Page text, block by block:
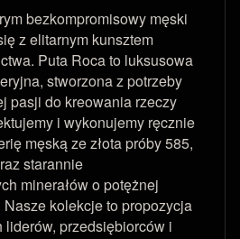
bezkompromisowy męski
z elitarnym kunsztem
Puta Roca to luksusowa
stworzona z potrzeby
pasji do kreowania rzeczy
i wykonujemy ręcznie
męską ze złota próby 585,
starannie
minerałów o potężnej
kolekcje to propozycja
liderów, przedsiębiorców i